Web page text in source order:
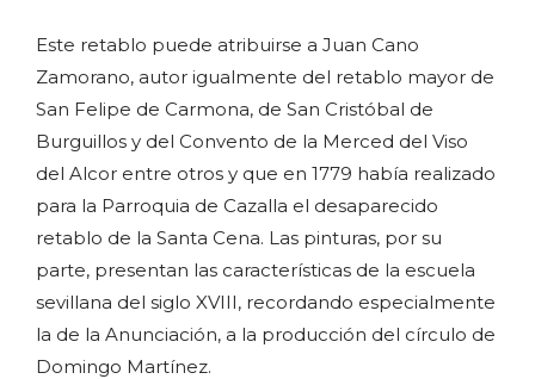
Este retablo puede atribuirse a Juan Cano
Zamorano, autor igualmente del retablo mayor de
San Felipe de Carmona, de San Cristóbal de
Burguillos y del Convento de la Merced del Viso
del Alcor entre otros y que en 1779 había realizado
para la Parroquia de Cazalla el desaparecido
retablo de la Santa Cena. Las pinturas, por su
parte, presentan las características de la escuela
sevillana del siglo XVIII, recordando especialmente
la de la Anunciación, a la producción del círculo de
Domingo Martínez.